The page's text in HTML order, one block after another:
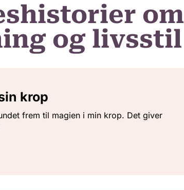
om
og livsstil
krop
frem til magien i min krop. Det giver